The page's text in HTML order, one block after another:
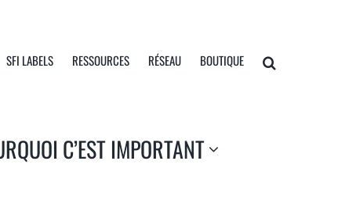
SFI LABELS RESSOURCES RÉSEAU BOUTIQUE
C’EST IMPORTANT